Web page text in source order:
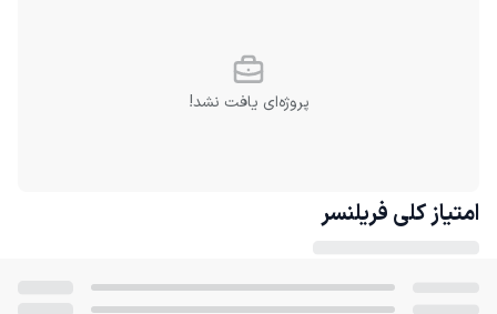
پروژه‌ای یافت نشد!
امتیاز کلی فریلنسر